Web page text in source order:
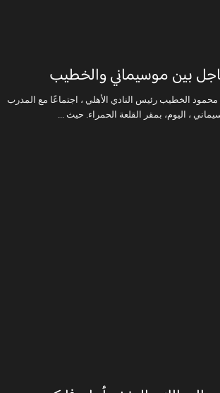
بين موسيماني والخطيب
الخطيب رئيس النادي الأهلي ، اجتماعًا مع المدرب
، اليوم، بمقر القلعة الحمراء. حيث ...